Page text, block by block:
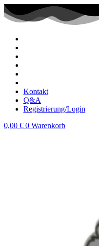
Zum
Inhalt
wechseln
Kontakt
Q&A
Registrierung/Login
0,00 € 0 Warenkorb